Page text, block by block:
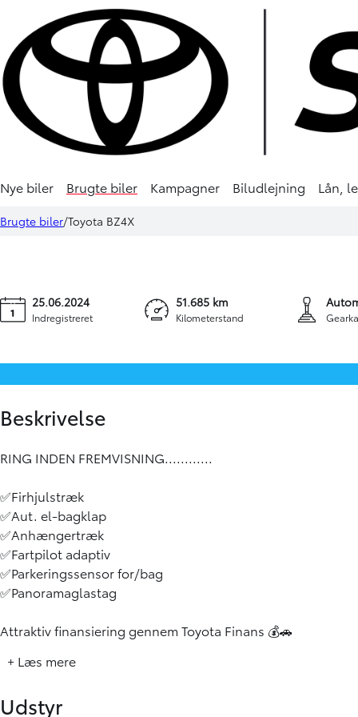
Nye biler Brugte biler Kampagner Biludlejning Lån,
Toyota BZ4X
EL Active Design AWD 218HK 5d Aut.
Brugte biler Toyota BZ4X
Indregistreret
25.06.2024
Kilometerstand
51.685 km
Beskrivelse
RING INDEN FREMVISNING............
✅Firhjulstræk
✅Aut. el-bagklap
✅Anhængertræk
✅Fartpilot adaptiv
✅Parkeringssensor for/bag
✅Panoramaglastag
Attraktiv finansiering gennem Toyota Finans 💰🚗
Toyota Forsikring🗒️🧑‍🔧
Mulighed for serviceaftale 📋😊
+ Læs mere
Udstyr